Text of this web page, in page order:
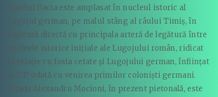
Hotelul Dacia este amplasat în nucleul istoric al
Lugojul german, pe malul stâng al râului Timiș, în
legătură directă cu principala arteră de legătură între
nucleele istorice inițiale ale Lugojului român, ridicat
în relație cu fosta cetate și Lugojului german, înființat
la 1717 odată cu venirea primilor coloniști germani.
Strada Alexandru Mocioni, în prezent pietonală, este